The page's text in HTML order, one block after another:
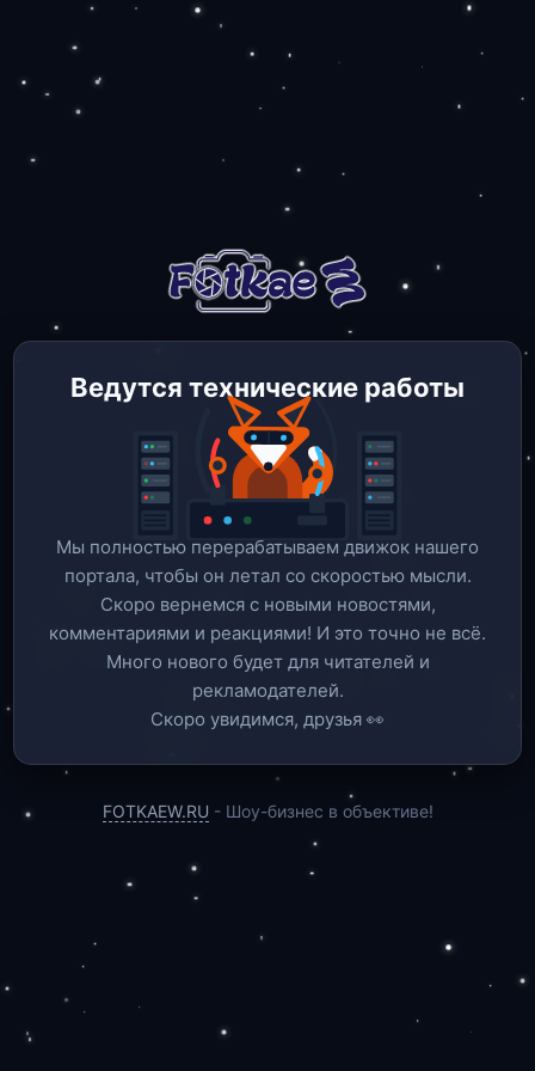
Ведутся технические работы
Мы полностью перерабатываем движок нашего
портала, чтобы он летал со скоростью мысли.
Скоро вернемся c новыми новостями,
комментариями и реакциями! И это точно не всё.
Много нового будет для читателей и
рекламодателей.
Скоро увидимся, друзья 👀
FOTKAEW.RU - Шоу-бизнес в объективе!